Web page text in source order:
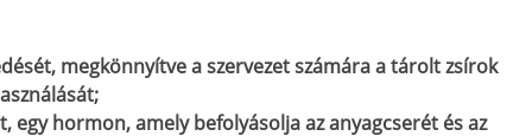
megkönnyítve a szervezet számára a tárolt zsírok
egy hormon, amely befolyásolja az anyagcserét és az